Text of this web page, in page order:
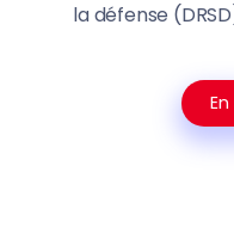
la défense